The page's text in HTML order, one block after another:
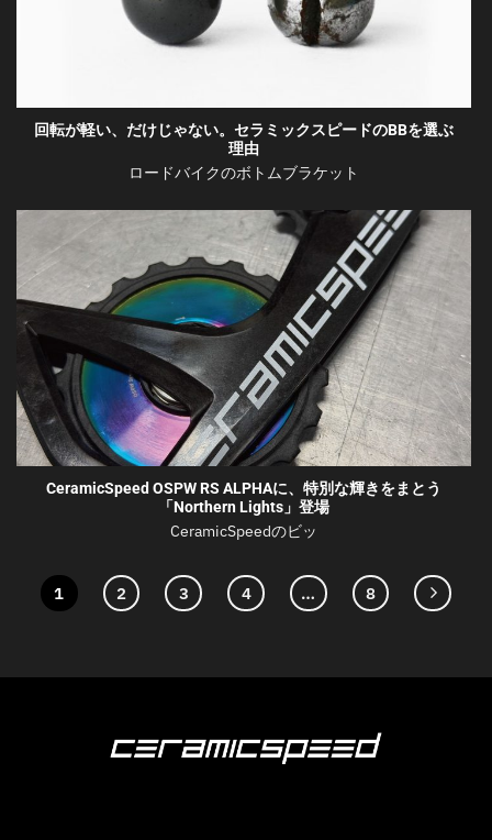
回転が軽い、だけじゃない。セラミックスピードのBBを選ぶ
理由
ロードバイクのボトムブラケット
CeramicSpeed OSPW RS ALPHAに、特別な輝きをまとう
「Northern Lights」登場
CeramicSpeedのビッ
1 2 3 4 … 8